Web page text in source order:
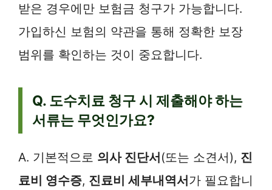
받은 경우에만 보험금 청구가 가능합니다.
가입하신 보험의 약관을 통해 정확한 보장
범위를 확인하는 것이 중요합니다.
Q. 도수치료 청구 시 제출해야 하는
서류는 무엇인가요?
A. 기본적으로 의사 진단서(또는 소견서), 진
료비 영수증, 진료비 세부내역서가 필요합니